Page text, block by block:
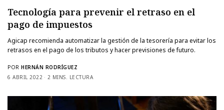
Tecnología para prevenir el retraso en el
pago de impuestos
Agicap recomienda automatizar la gestión de la tesorería para evitar los
retrasos en el pago de los tributos y hacer previsiones de futuro.
POR HERNÁN RODRÍGUEZ
6 ABRIL 2022
2 MINS. LECTURA